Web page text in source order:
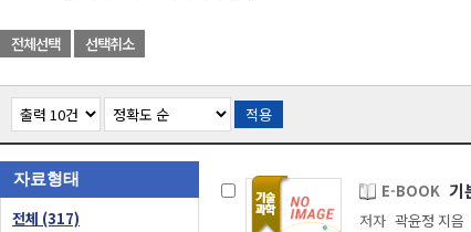
전체선택 선택취소
적용
자료형태
전체 (317)
E-BOOK 기
저자 곽윤정 지음